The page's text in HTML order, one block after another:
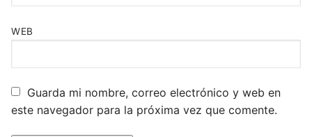
WEB
Guarda mi nombre, correo electrónico y web en
este navegador para la próxima vez que comente.